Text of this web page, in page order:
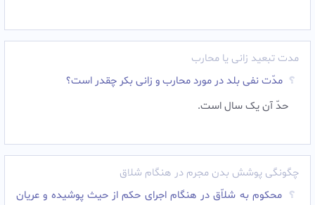
مدت تبعید زانی یا محارب
مدّت نفى بلد در مورد محارب و زانى بکر چقدر است؟
حدّ آن یک سال است.‌
چگونگی پوشش بدن مجرم در هنگام شلاق
محکوم به شلاّق در هنگام اجراى حکم از حیث پوشیده و عریان